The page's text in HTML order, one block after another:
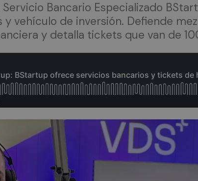
Bancario Especializado
vehículo de inversión. Defiende
y detalla tickets que van de